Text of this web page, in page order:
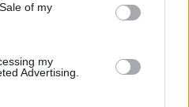
of my
my
Advertising.
2 eller fler vinnare. Det